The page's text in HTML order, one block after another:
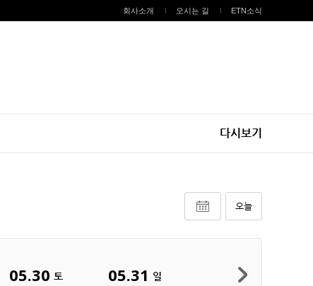
회사소개 오시는 길 ETN소식
다시보기
오늘
05.30 토 05.31 일